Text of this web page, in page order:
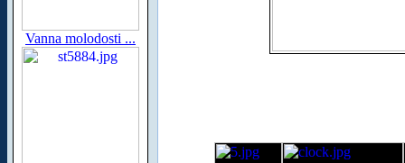
Vanna molodosti ...